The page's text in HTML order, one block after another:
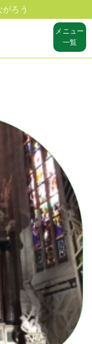
ろう
メニュー
一覧